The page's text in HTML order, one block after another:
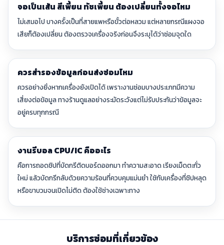
จอเป็นเส้น สีเพี้ยน ทัชเพี้ยน ต้องเปลี่ยนทั้งจอไหม
ไม่เสมอไป บางครั้งเป็นที่สายแพหรือขั้วต่อหลวม แต่หลายกรณีแผงจอ
เสียก็ต้องเปลี่ยน ต้องตรวจเครื่องจริงก่อนจึงระบุได้ว่าซ่อมจุดใด
ควรสำรองข้อมูลก่อนส่งซ่อมไหม
ควรอย่างยิ่งหากเครื่องยังเปิดได้ เพราะงานซ่อมบางประเภทมีความ
เสี่ยงต่อข้อมูล ทางร้านดูแลอย่างระมัดระวังแต่ไม่รับประกันว่าข้อมูลจะ
อยู่ครบทุกกรณี
งานรีบอล CPU/IC คืออะไร
คือการถอดชิปที่บัดกรีติดบอร์ดออกมา ทำความสะอาด เรียงเม็ดตะกั่ว
ใหม่ แล้วบัดกรีกลับด้วยความร้อนที่ควบคุมแม่นยำ ใช้กับเครื่องที่ชิปหลุด
หรือขาบวมจนเปิดไม่ติด ต้องใช้ช่างเฉพาะทาง
บริการซ่อมที่เกี่ยวข้อง